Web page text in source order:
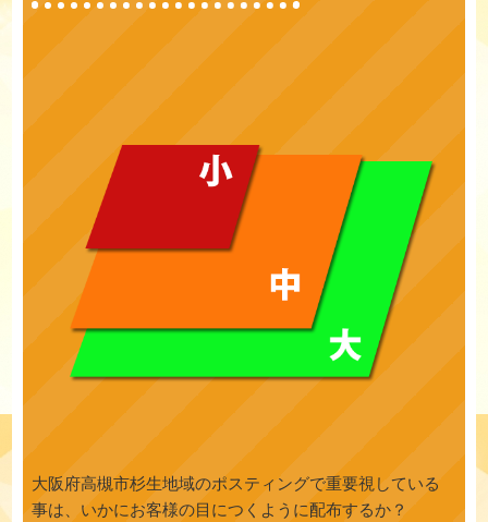
大阪府高槻市杉生地域のポスティングで重要視している
事は、いかにお客様の目につくように配布するか？